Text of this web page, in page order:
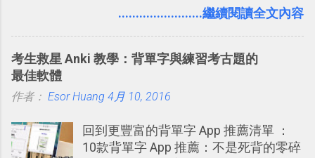
2016/8 新增： Trello 開放「強化功能」
2016/8 新增 ： Trello 卡片自訂欄位密
技！最想要的強大 Trello 客製化範例教
急時間管理四象限在 Trello 活用與範本
用 Trello？ 8個專案排程協作重點技巧
2017/6 新增： 如何用 Trello 規劃自助
鴉牆上，從而禁止可能的祕密被你其他
（ChatGPT） 的 Codex 工具？ 如何用
打造一個更自動化的電腦工作流程。
........................繼續閱讀全文內容
考生救星 Anki 教學：背單字與練習考古題的
最佳軟體
作者： Esor Huang 4月 10, 2016
回到更豐富的背單字 App 推薦清單 ：
10款背單字 App 推薦：不是死背的零碎